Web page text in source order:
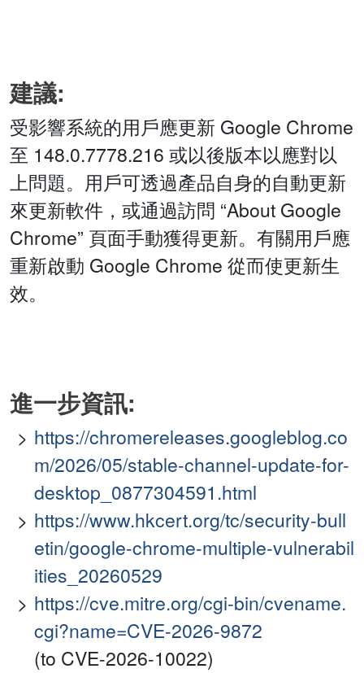
建議:
受影響系統的用戶應更新 Google Chrome
至 148.0.7778.216 或以後版本以應對以
上問題。用戶可透過產品自身的自動更新
來更新軟件，或通過訪問 “About Google
Chrome” 頁面手動獲得更新。有關用戶應
重新啟動 Google Chrome 從而使更新生
效。
進一步資訊:
https://chromereleases.googleblog.co
m/2026/05/stable-channel-update-for-
desktop_0877304591.html
https://www.hkcert.org/tc/security-bull
etin/google-chrome-multiple-vulnerabil
ities_20260529
https://cve.mitre.org/cgi-bin/cvename.
cgi?name=CVE-2026-9872
(to CVE-2026-10022)